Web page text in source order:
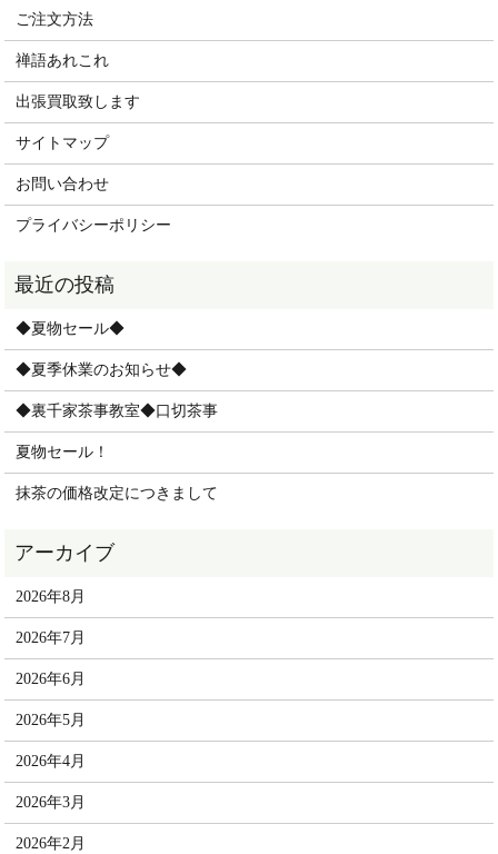
ご注文方法
禅語あれこれ
出張買取致します
サイトマップ
お問い合わせ
プライバシーポリシー
◆夏物セール◆
◆夏季休業のお知らせ◆
◆裏千家茶事教室◆口切茶事
夏物セール！
抹茶の価格改定につきまして
2026年8月
2026年7月
2026年6月
2026年5月
2026年4月
2026年3月
2026年2月